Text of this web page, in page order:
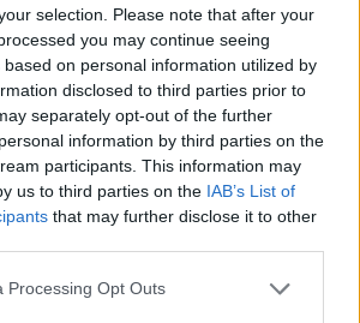
selection. Please note that after your
you may continue seeing
on personal information utilized by
disclosed to third parties prior to
separately opt-out of the further
information by third parties on the
participants. This information may
us to third parties on the IAB’s List of
that may further disclose it to other
Processing Opt Outs
αναγκαία ανάπαυλα για την